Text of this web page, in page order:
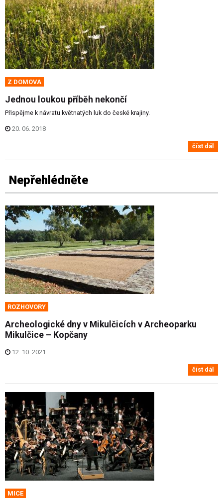
Z DOMOVA
Jednou loukou příběh nekončí
Přispějme k návratu květnatých luk do české krajiny.
20. 06. 2018
číst dál
Nepřehlédněte
ROZHOVORY
Archeologické dny v Mikulčicích v Archeoparku
Mikulčice – Kopčany
12. 10. 2021
číst dál
MICE